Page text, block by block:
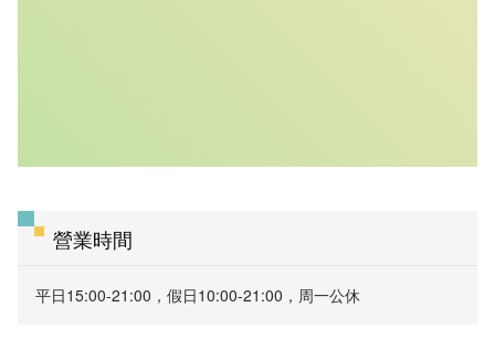
營業時間
平日15:00-21:00，假日10:00-21:00，周一公休